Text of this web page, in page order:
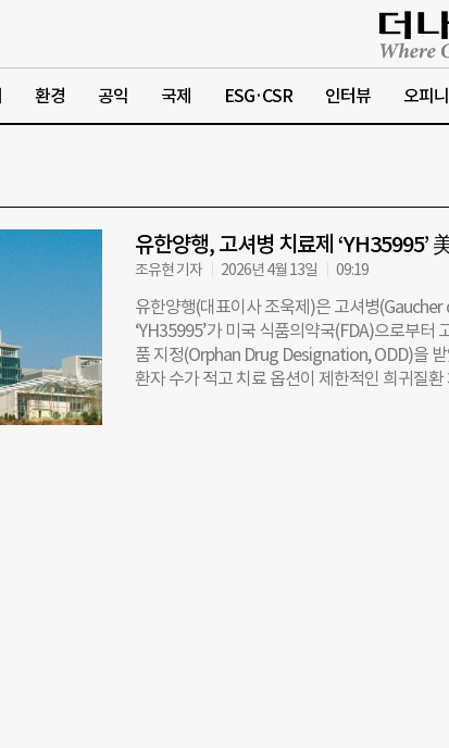
환경 공익 국제 ESG·CSR 인터뷰 오피
유한양행, 고셔병 치료제 ‘YH35995’
조유현 기자 2026년 4월 13일 09:19
유한양행(대표이사 조욱제)은 고셔병
‘YH35995’가 미국 식품의약국(FDA)으로부
품 지정(Orphan Drug Designation, ODD)을
환자 수가 적고 치료 옵션이 제한적인 희귀질